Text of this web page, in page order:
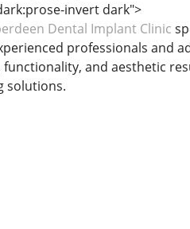
invert dark">
Dental Implant Clinic
professionals and
and aesthetic
solutions.